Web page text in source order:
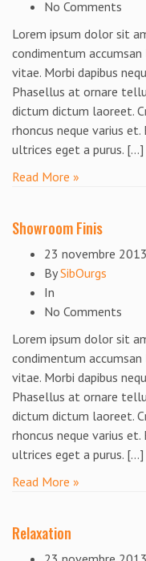
No Comments
Lorem ipsum dolor sit
condimentum
vitae. Morbi dapibus
Phasellus at ornare
dictum dictum laoreet.
rhoncus neque varius
ultrices eget a purus. […]
Read More »
Showroom Finis
23 novembre 2013
BySibOurgs
In
No Comments
Lorem ipsum dolor sit
condimentum
vitae. Morbi dapibus
Phasellus at ornare
dictum dictum laoreet.
rhoncus neque varius
ultrices eget a purus. […]
Read More »
Relaxation